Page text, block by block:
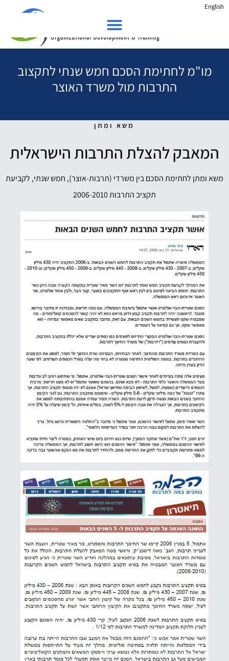
English
מו"מ לחתימת הסכם חמש שנתי לתקצוב
התרבות מול משרד האוצר
משא ומתן
המאבק להצלת התרבות הישראלית
משא ומתן לחתימת הסכם בין משרדי (תרבות-אוצר), חמש שנתי, לקביעת
תקציב התרבות 2006-2010